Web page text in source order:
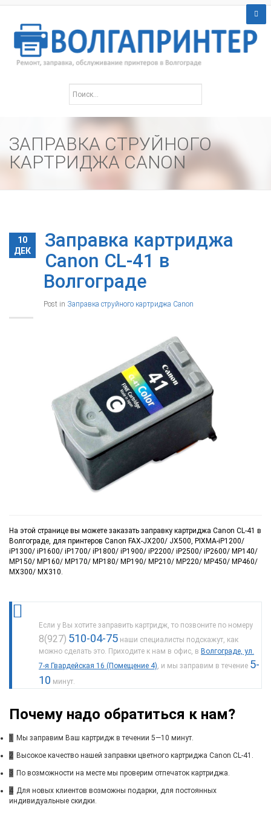
ЗАПРАВКА СТРУЙНОГО
КАРТРИДЖА CANON
10
ДЕК
Заправка картриджа
Canon CL-41 в
Волгограде
Post in Заправка струйного картриджа Canon
На этой странице вы можете заказать заправку картриджа Canon CL-41 в
Волгограде, для принтеров Canon FAX-JX200/ JX500, PIXMA-iP1200/
iP1300/ iP1600/ iP1700/ iP1800/ iP1900/ iP2200/ iP2500/ iP2600/ MP140/
MP150/ MP160/ MP170/ MP180/ MP190/ MP210/ MP220/ MP450/ MP460/
MX300/ MX310.
Если у Вы хотите заправить картридж, то позвоните по номеру
8(927) 510-04-75 наши специалисты подскажут, как
можно сделать это. Приходите к нам в офис, в Волгограде, ул.
7-я Гвардейская 16 (Помещение 4), и мы заправим в течение 5-
10 минут.
Почему надо обратиться к нам?
1 Мы заправим Ваш картридж в течении 5—10 минут.
2 Высокое качество нашей заправки цветного картриджа Canon CL-41.
3 По возможности на месте мы проверим отпечаток картриджа.
4 Для новых клиентов возможны подарки, для постоянных
индивидуальные скидки.